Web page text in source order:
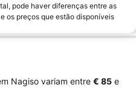
pode haver diferenças entre as
os preços que estão disponíveis
Nagiso variam entre ‎€ 85 e